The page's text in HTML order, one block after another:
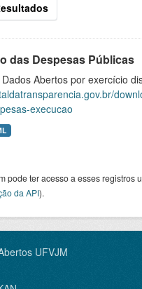
das Despesas Públicas
Abertos por exercício
execucao
pode ter acesso a esses registros
da API).
UFVJM